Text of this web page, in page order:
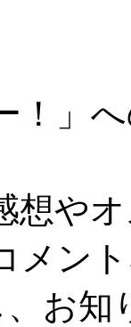
！」
想や
メン
、お